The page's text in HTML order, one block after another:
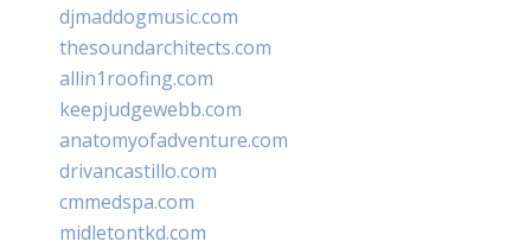
djmaddogmusic.com
thesoundarchitects.com
allin1roofing.com
keepjudgewebb.com
anatomyofadventure.com
drivancastillo.com
cmmedspa.com
midletontkd.com